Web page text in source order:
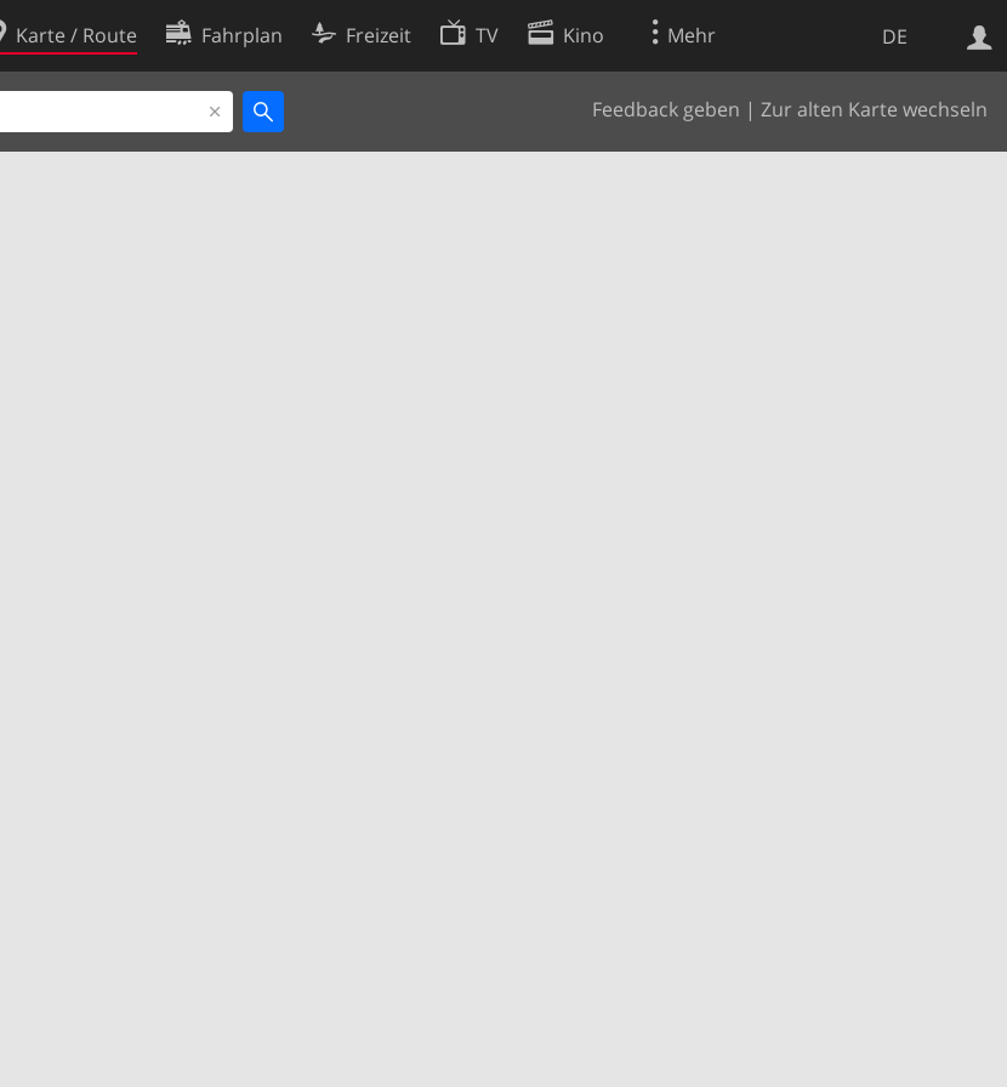
DE
Karte / Route Fahrplan Freizeit TV Kino Mehr
Feedback geben | Zur alten Karte wechseln
Websuche
Cookie-Richtlinie
Cookie-Einstellungen